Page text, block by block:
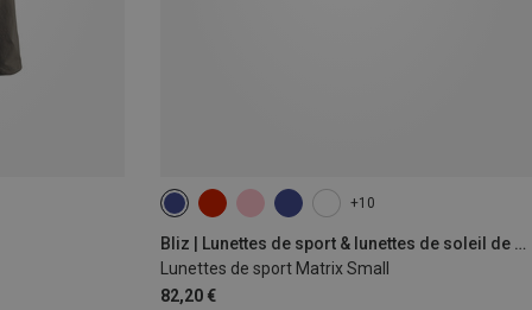
+10
Bliz | Lunettes de sport & lunettes de soleil de sport
Lunettes de sport Matrix Small
82,20 €